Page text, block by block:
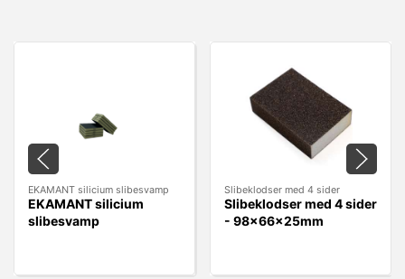
EKAMANT silicium slibesvamp
EKAMANT silicium
slibesvamp
Slibeklodser med 4 sider
Slibeklodser med 4 sider
- 98x66x25mm